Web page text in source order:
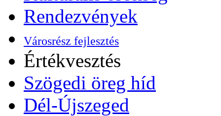
Rendezvények
Városrész fejlesztés
Értékvesztés
Szögedi öreg híd
Dél-Újszeged